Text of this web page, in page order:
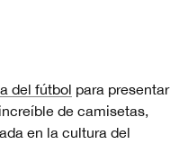
del fútbol para presentar
de camisetas,
en la cultura del